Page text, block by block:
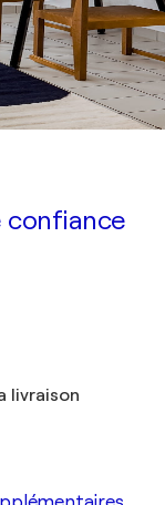
confiance
livraison